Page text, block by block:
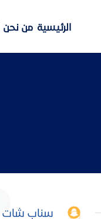
الرئيسية من نحن
سناب شات